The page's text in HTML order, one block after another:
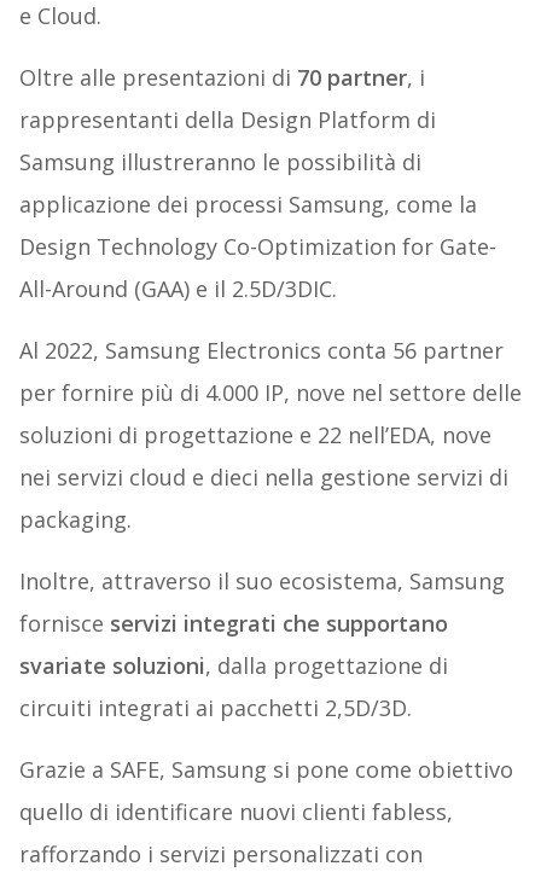
e Cloud.
Oltre alle presentazioni di 70 partner, i
rappresentanti della Design Platform di
Samsung illustreranno le possibilità di
applicazione dei processi Samsung, come la
Design Technology Co-Optimization for Gate-
All-Around (GAA) e il 2.5D/3DIC.
Al 2022, Samsung Electronics conta 56 partner
per fornire più di 4.000 IP, nove nel settore delle
soluzioni di progettazione e 22 nell’EDA, nove
nei servizi cloud e dieci nella gestione servizi di
packaging.
Inoltre, attraverso il suo ecosistema, Samsung
fornisce servizi integrati che supportano
svariate soluzioni, dalla progettazione di
circuiti integrati ai pacchetti 2,5D/3D.
Grazie a SAFE, Samsung si pone come obiettivo
quello di identificare nuovi clienti fabless,
rafforzando i servizi personalizzati con